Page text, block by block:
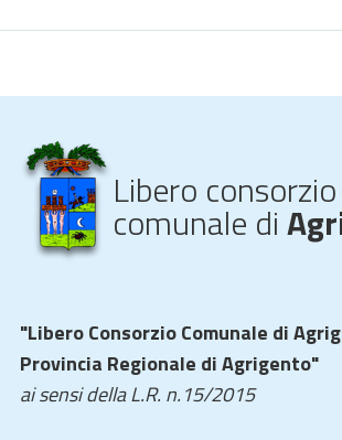
Libero consorzio
comunale di
"Libero Consorzio Comunale di
Provincia Regionale di Agrigento"
ai sensi della L.R. n.15/2015